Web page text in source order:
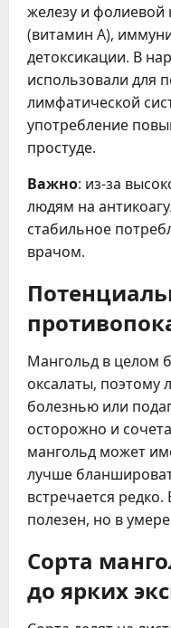
железу и фолиевой
(витамин A),
детоксикации. В
использовали для
лимфатической
употребление
простуде.
Важно: из-за
людям на
стабильное
врачом.
Мангольд в целом
оксалаты,
болезнью или
осторожно и
мангольд может
лучше
встречается
полезен, но в
Сорта
до ярких